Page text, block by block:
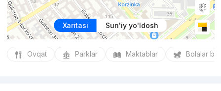
Xaritasi Sun'iy yo'ldosh
Ovqat Parklar Maktablar Bolalar